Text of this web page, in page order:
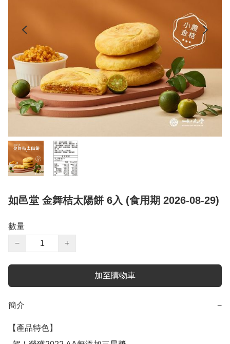
如邑堂 金舞桔太陽餅 6入 (食用期 2026-08-29)
數量
−
+
加至購物車
簡介 −
【產品特色】